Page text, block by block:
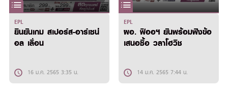
EPL
ยืนยันเกม สเปอร์ส-อาร์เซน่
อล เลื่อน
16 ม.ค. 2565 3:35 น.
EPL
ผอ. ฟิออฯ ยันพร้อมฟังข้อ
เสนอซื้อ วลาโฮวิช
14 ม.ค. 2565 7:44 น.